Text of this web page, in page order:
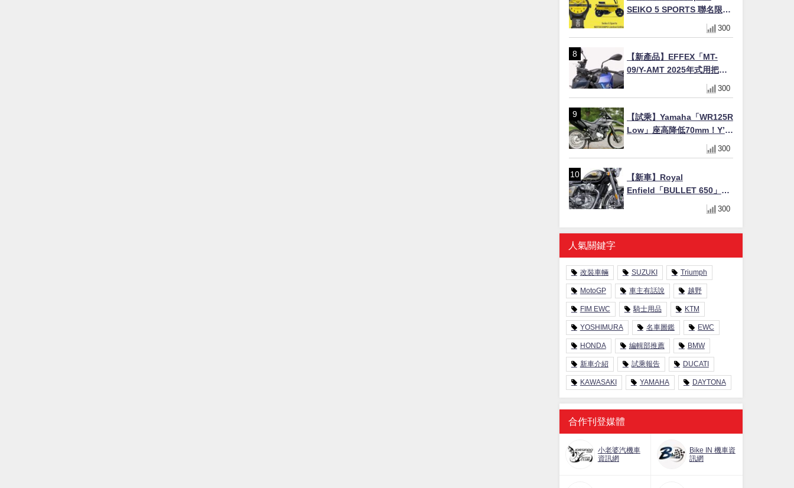
SEIKO 5 SPORTS 聯名限量
錶登場！重現黃色車身、油
箱開關等經典設計
300
【新產品】EFFEX「MT-
09/Y-AMT 2025年式用把手
Easy Fit Bar Plus」！高
7mm後移16mm直上×三色×
300
【試乘】Yamaha「WR125R
Low」座高降低70mm！Y’s
Gear低座高座墊×低座高連桿
×腳踏著地感大幅改善，越野
300
【新車】Royal
Enfield「BULLET 650」8
月27日日本發售（98萬日圓
～）！648cc空冷並列雙缸×
虎眼指示燈×砲筒黑/戰艦藍兩
300
人氣關鍵字
改裝車輛 SUZUKI Triumph
MotoGP 車主有話說 越野
FIM EWC 騎士用品 KTM
YOSHIMURA 名車圖鑑 EWC
HONDA 編輯部推薦 BMW
新車介紹 試乘報告 DUCATI
KAWASAKI YAMAHA DAYTONA
合作刊登媒體
小老婆汽機車
資訊網
Bike IN 機車資
訊網